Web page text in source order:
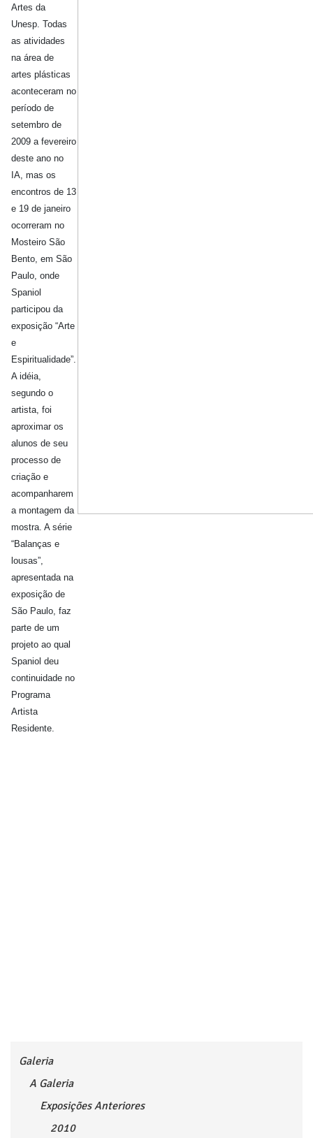
Artes da
Unesp. Todas
as atividades
na área de
artes plásticas
aconteceram no
período de
setembro de
2009 a fevereiro
deste ano no
IA, mas os
encontros de 13
e 19 de janeiro
ocorreram no
Mosteiro São
Bento, em São
Paulo, onde
Spaniol
participou da
exposição “Arte
e
Espiritualidade”.
A idéia,
segundo o
artista, foi
aproximar os
alunos de seu
processo de
criação e
acompanharem
a montagem da
mostra. A série
“Balanças e
lousas”,
apresentada na
exposição de
São Paulo, faz
parte de um
projeto ao qual
Spaniol deu
continuidade no
Programa
Artista
Residente.
Galeria
A Galeria
Exposições Anteriores
2010